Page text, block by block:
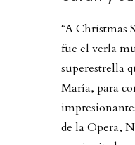
“A Christmas
fue el verla
superestrella
María, para
de la Opera,